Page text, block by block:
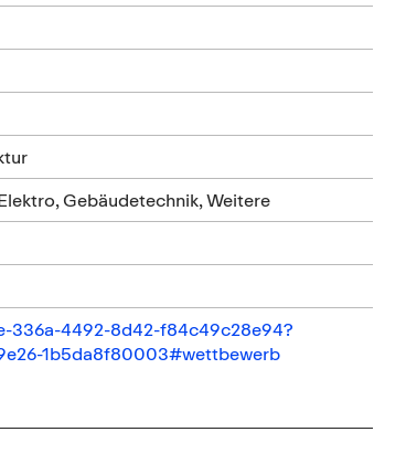
Gebäudetechnik, Weitere
336a-4492-8d42-f84c49c28e94?
1b5da8f80003#wettbewerb